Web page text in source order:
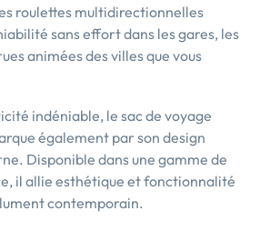
roulettes multidirectionnelles
sans effort dans les gares, les
animées des villes que vous
indéniable, le sac de voyage
également par son design
Disponible dans une gamme de
il allie esthétique et fonctionnalité
contemporain.